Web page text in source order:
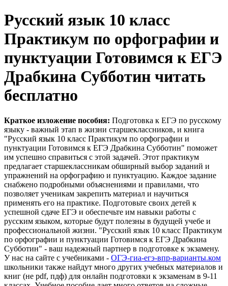
Русский язык 10 класс
Практикум по орфографии и
пунктуации Готовимся к ЕГЭ
Драбкина Субботин читать
бесплатно
Краткое изложение пособия: Подготовка к ЕГЭ по русскому
языку - важный этап в жизни старшеклассников, и книга
"Русский язык 10 класс Практикум по орфографии и
пунктуации Готовимся к ЕГЭ Драбкина Субботин" поможет
им успешно справиться с этой задачей. Этот практикум
предлагает старшеклассникам обширный выбор заданий и
упражнений на орфографию и пунктуацию. Каждое задание
снабжено подробными объяснениями и правилами, что
позволяет ученикам закрепить материал и научиться
применять его на практике. Подготовьте своих детей к
успешной сдаче ЕГЭ и обеспечьте им навыки работы с
русским языком, которые будут полезны в будущей учебе и
профессиональной жизни. "Русский язык 10 класс Практикум
по орфографии и пунктуации Готовимся к ЕГЭ Драбкина
Субботин" - ваш надежный партнер в подготовке к экзамену.
У нас на сайте с учебниками - ОГЭ-гиа-егэ-впр-варианты.ком
школьники также найдут много других учебных материалов и
книг (не pdf, пдф) для онлайн подготовки к экзаменам в 9-11